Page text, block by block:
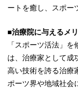
ートを癒し、スポー
■治療院に与えるメ
「スポーツ活法」
は、治療家として成
高い技術を誇る治療
ポーツ界や地域社会